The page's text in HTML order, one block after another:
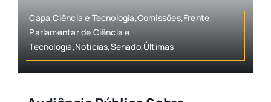
Capa,Ciência e Tecnologia,Comissões,Frente
Parlamentar de Ciência e
Tecnologia,Notícias,Senado,Últimas